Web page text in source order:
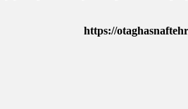
https://